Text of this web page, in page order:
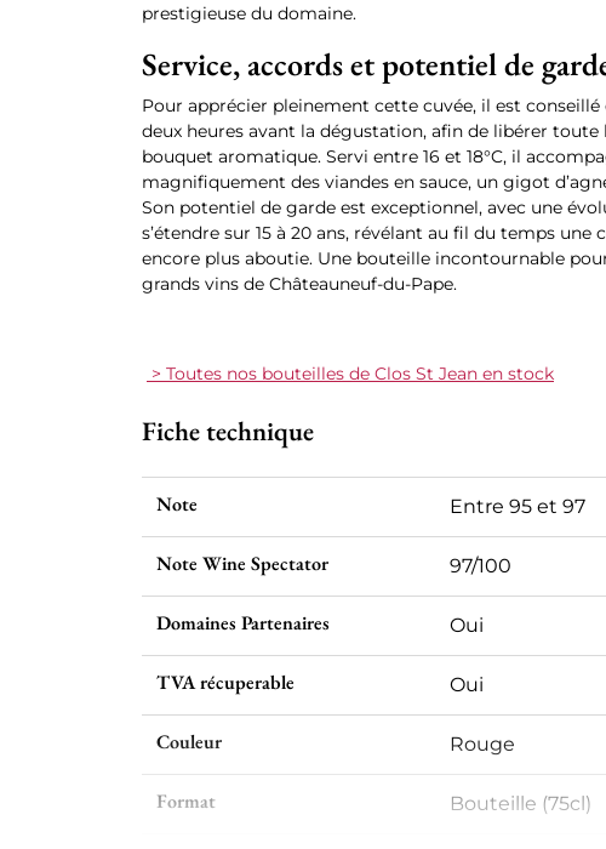
prestigieuse du domaine.
Service, accords et potentiel de
Pour apprécier pleinement cette cuvée, il est conseillé
deux heures avant la dégustation, afin de libérer toute
bouquet aromatique. Servi entre 16 et 18°C, il
magnifiquement des viandes en sauce, un gigot
Son potentiel de garde est exceptionnel, avec une
s’étendre sur 15 à 20 ans, révélant au fil du temps
encore plus aboutie. Une bouteille incontournable
grands vins de Châteauneuf-du-Pape.
> Toutes nos bouteilles de Clos St Jean en stock
Fiche technique
Note Entre 95 et 97
Note Wine Spectator 97/100
Domaines Partenaires Oui
TVA récuperable Oui
Couleur Rouge
Format Bouteille (75cl)